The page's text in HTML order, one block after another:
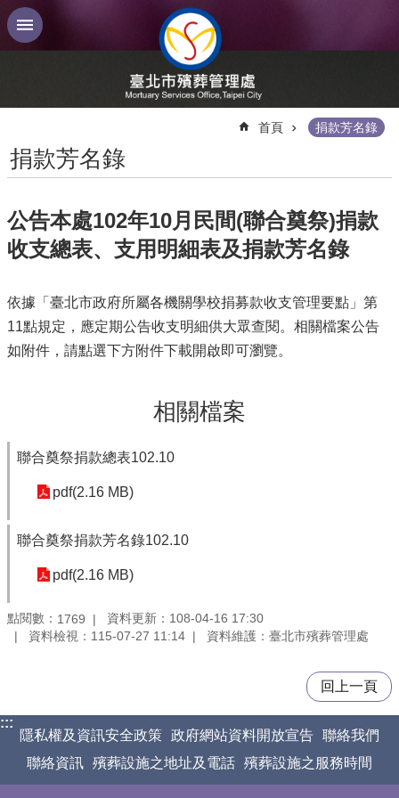
跳到主要內容區塊
首頁 捐款芳名錄
捐款芳名錄
公告本處102年10月民間(聯合奠祭)捐款
收支總表、支用明細表及捐款芳名錄
依據「臺北市政府所屬各機關學校捐募款收支管理要點」第
11點規定，應定期公告收支明細供大眾查閱。相關檔案公告
如附件，請點選下方附件下載開啟即可瀏覽。
相關檔案
聯合奠祭捐款總表102.10
pdf(2.16 MB)
聯合奠祭捐款芳名錄102.10
pdf(2.16 MB)
點閱數： 1769
資料更新：108-04-16 17:30
資料檢視：115-07-27 11:14
資料維護：臺北市殯葬管理處
回上一頁
:::
隱私權及資訊安全政策 政府網站資料開放宣告 聯絡我們
聯絡資訊 殯葬設施之地址及電話 殯葬設施之服務時間